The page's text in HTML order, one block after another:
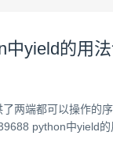
中yield的用
两端都可以操作的
python中